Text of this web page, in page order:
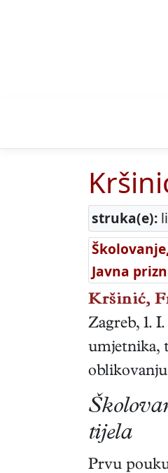
struka(e):
Javna
Kršinić,
Zagreb, 1.
umjetnika,
tijela
Prvu